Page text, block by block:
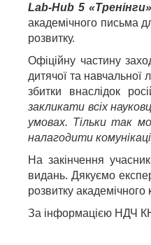
Lab-Hub 5 «Тренінги»
академічного письма
розвитку.
Офіційну частину
дитячої та навчальної
збитки внаслідок
закликати всіх
умовах. Тільки так
налагодити
На закінчення
видань. Дякуємо
розвитку академічного
За інформацією НДЧ